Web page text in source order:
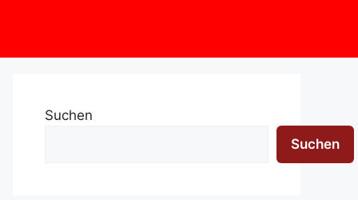
Suchen
Suchen